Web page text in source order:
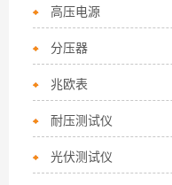
高压电源
分压器
兆欧表
耐压测试仪
光伏测试仪